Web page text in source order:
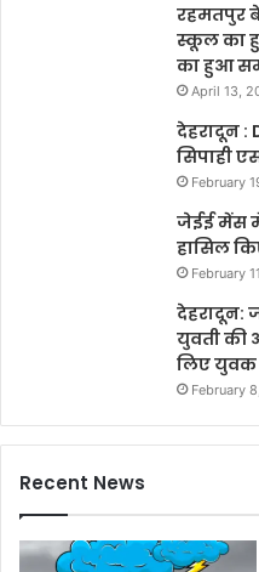
रहमतपुर
स्कूल का
का हुआ
April 13,
देहरादून :
सिपाही
February
जेईई मेंस
हासिल
February
देहरादून:
युवती की
लिए युवक
February
Recent News